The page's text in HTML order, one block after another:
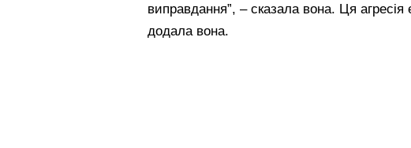
виправдання”, – сказала вона. Ця
додала вона.